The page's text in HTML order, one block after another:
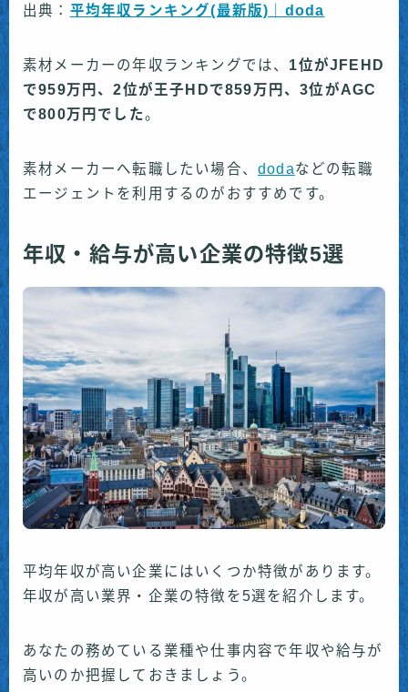
出典： 平均年収ランキング(最新版)｜doda
素材メーカーの年収ランキングでは、 1位がJFEHD
で959万円、2位が王子HDで859万円、3位がAGC
で800万円でした。
素材メーカーへ転職したい場合、 dodaなどの転職
エージェントを利用するのがおすすめです。
年収・給与が高い企業の特徴5選
平均年収が高い企業にはいくつか特徴があります。
年収が高い業界・企業の特徴を5選を紹介します。
あなたの務めている業種や仕事内容で年収や給与が
高いのか把握しておきましょう。